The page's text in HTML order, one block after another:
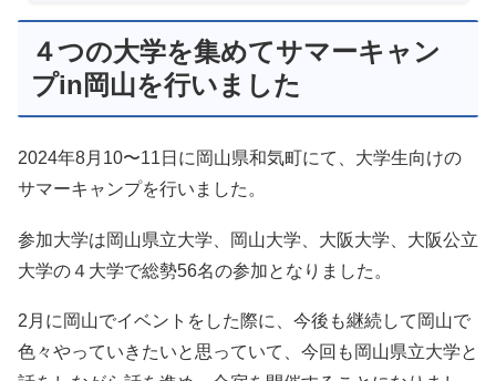
４つの大学を集めてサマーキャン
プin岡山を行いました
2024年8月10〜11日に岡山県和気町にて、大学生向けの
サマーキャンプを行いました。
参加大学は岡山県立大学、岡山大学、大阪大学、大阪公立
大学の４大学で総勢56名の参加となりました。
2月に岡山でイベントをした際に、今後も継続して岡山で
色々やっていきたいと思っていて、今回も岡山県立大学と